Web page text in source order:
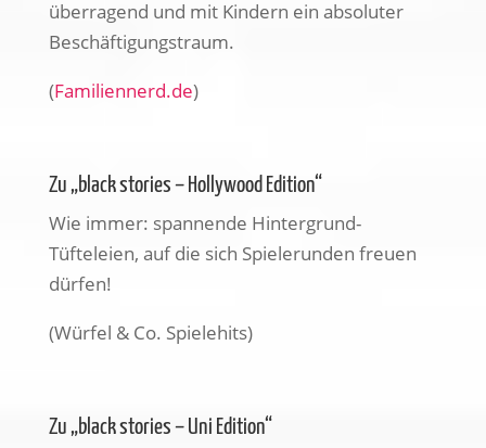
überragend und mit Kindern ein absoluter
Beschäftigungstraum.
(Familiennerd.de)
Zu „black stories – Hollywood Edition“
Wie immer: spannende Hintergrund-
Tüfteleien, auf die sich Spielerunden freuen
dürfen!
(Würfel & Co. Spielehits)
Zu „black stories – Uni Edition“